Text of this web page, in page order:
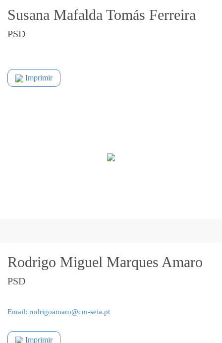
Susana Mafalda Tomás Ferreira
PSD
Imprimir
Rodrigo Miguel Marques Amaro
PSD
Email: rodrigoamaro@cm-seia.pt
Imprimir